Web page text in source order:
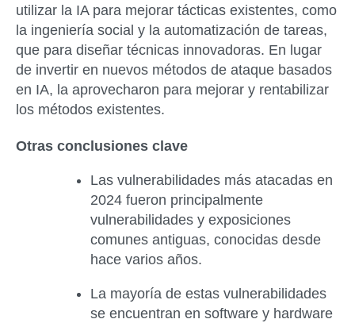
utilizar la IA para mejorar tácticas existentes, como
la ingeniería social y la automatización de tareas,
que para diseñar técnicas innovadoras. En lugar
de invertir en nuevos métodos de ataque basados
en IA, la aprovecharon para mejorar y rentabilizar
los métodos existentes.
Otras conclusiones clave
Las vulnerabilidades más atacadas en
2024 fueron principalmente
vulnerabilidades y exposiciones
comunes antiguas, conocidas desde
hace varios años.
La mayoría de estas vulnerabilidades
se encuentran en software y hardware